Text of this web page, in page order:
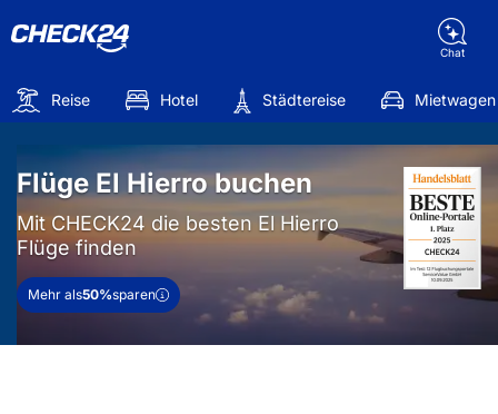
Chat
Reise Hotel Städtereise Mietwagen
Flüge El Hierro buchen
Mit CHECK24 die besten El Hierro
Flüge finden
Mehr als50%sparen